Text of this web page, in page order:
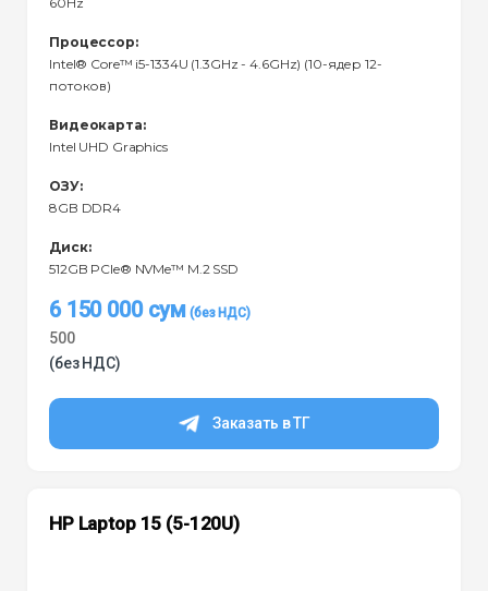
Процессор:
Intel® Core™ i5-1334U (1.3GHz - 4.6GHz) (10-ядер 12-
потоков)
Видеокарта:
Intel UHD Graphics
ОЗУ:
8GB DDR4
Диск:
512GB PCIe® NVMe™ M.2 SSD
6 150 000 сум
500
(без НДС)
Заказать в ТГ
HP Laptop 15 (5-120U)